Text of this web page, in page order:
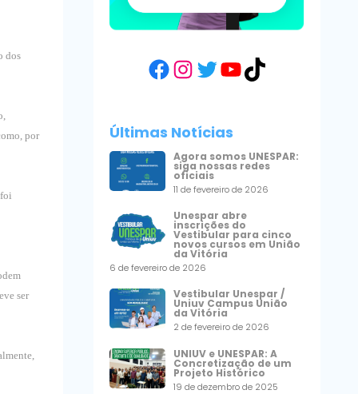
dos
por
ser
Facebook
Instagram
Twitter
YouTube
TikTok
Últimas Notícias
Agora somos UNESPAR:
siga nossas redes
oficiais
11 de fevereiro de 2026
Unespar abre
inscrições do
Vestibular para cinco
novos cursos em União
da Vitória
6 de fevereiro de 2026
Vestibular Unespar /
Uniuv Campus União
da Vitória
2 de fevereiro de 2026
UNIUV e UNESPAR: A
Concretização de um
Projeto Histórico
19 de dezembro de 2025